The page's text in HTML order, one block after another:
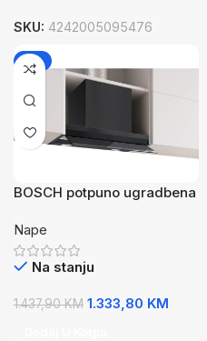
SKU: 4242005095476
-7%
BOSCH potpuno ugradbena
57dB, CRNA,potpuno
integrisana
Nape
Na stanju
1.437,90KM 1.333,80 KM